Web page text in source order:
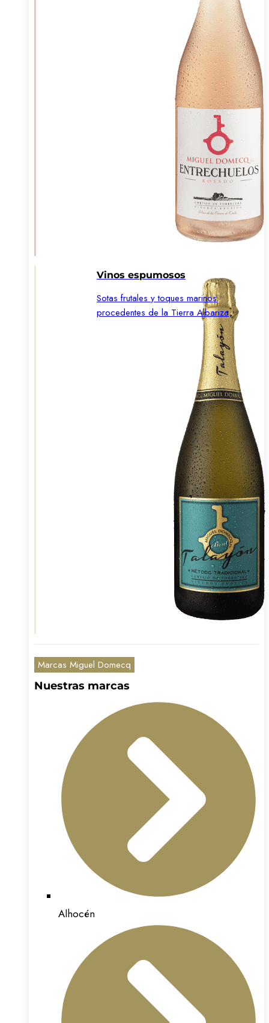
Vinos espumosos
Sotas frutales y toques marinos
procedentes de la Tierra Albariza
Marcas Miguel Domecq
Nuestras marcas
Alhocén